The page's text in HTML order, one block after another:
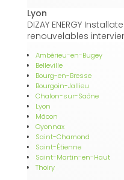
Lyon
DIZAY ENERGY
renouvelables
Ambérieu-en-Bugey
Belleville
Bourg-en-Bresse
Bourgoin-Jallieu
Chalon-sur-Saône
Lyon
Mâcon
Oyonnax
Saint-Chamond
Saint-Étienne
Saint-Martin-en-Haut
Thoiry